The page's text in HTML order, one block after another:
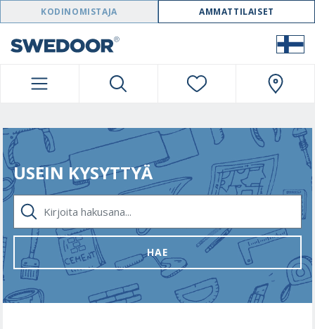
SWEDOOR NAVIGATION
KODINOMISTAJA AMMATTILAISET
USEIN KYSYTTYÄ
KIRJOITA HAKUSANA...
HAE